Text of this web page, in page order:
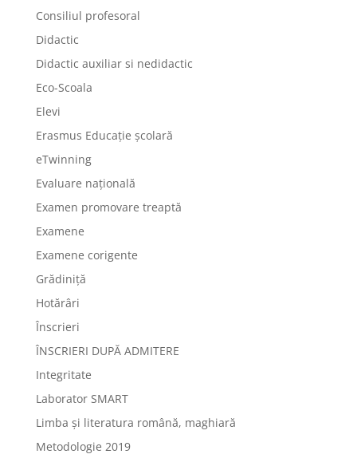
Consiliul profesoral
Didactic
Didactic auxiliar si nedidactic
Eco-Scoala
Elevi
Erasmus Educație școlară
eTwinning
Evaluare națională
Examen promovare treaptă
Examene
Examene corigente
Grădiniță
Hotărâri
Înscrieri
ÎNSCRIERI DUPĂ ADMITERE
Integritate
Laborator SMART
Limba şi literatura română, maghiară
Metodologie 2019